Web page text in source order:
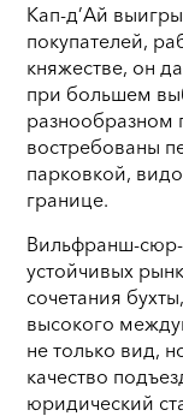
Кап-д’Ай
покупателей,
княжестве, он
при большем
востребованы
парковкой,
границе.
Вильфранш-
устойчивых
сочетания
высокого
не только вид,
качество
юридический